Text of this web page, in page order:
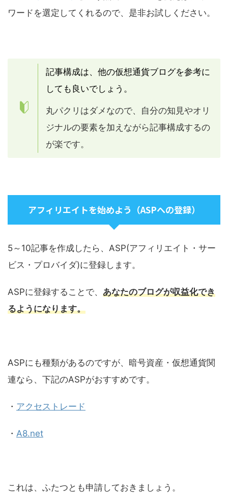
ワードを選定してくれるので、是非お試しください。
記事構成は、他の仮想通貨ブログを参考に
しても良いでしょう。
丸パクリはダメなので、自分の知見やオリ
ジナルの要素を加えながら記事構成するの
が楽です。
アフィリエイトを始めよう（ASPへの登録）
5～10記事を作成したら、ASP(アフィリエイト・サー
ビス・プロバイダ)に登録します。
ASPに登録することで、 あなたのブログが収益化でき
るようになります。
ASPにも種類があるのですが、暗号資産・仮想通貨関
連なら、下記のASPがおすすめです。
・ アクセストレード
・ A8.net
これは、ふたつとも申請しておきましょう。